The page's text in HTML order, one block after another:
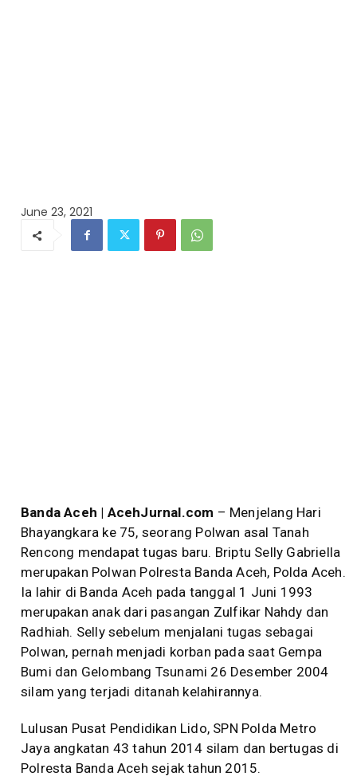
June 23, 2021
Banda Aceh | AcehJurnal.com – Menjelang Hari
Bhayangkara ke 75, seorang Polwan asal Tanah
Rencong mendapat tugas baru. Briptu Selly Gabriella
merupakan Polwan Polresta Banda Aceh, Polda Aceh.
Ia lahir di Banda Aceh pada tanggal 1 Juni 1993
merupakan anak dari pasangan Zulfikar Nahdy dan
Radhiah. Selly sebelum menjalani tugas sebagai
Polwan, pernah menjadi korban pada saat Gempa
Bumi dan Gelombang Tsunami 26 Desember 2004
silam yang terjadi ditanah kelahirannya.
Lulusan Pusat Pendidikan Lido, SPN Polda Metro
Jaya angkatan 43 tahun 2014 silam dan bertugas di
Polresta Banda Aceh sejak tahun 2015.